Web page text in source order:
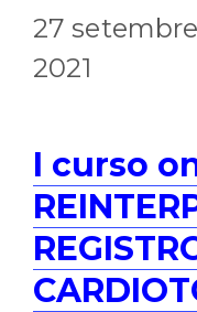
27
2021
I curso